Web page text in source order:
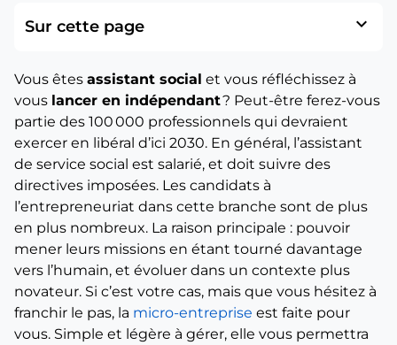
Sur cette page expand_more
Vous êtes assistant social et vous réfléchissez à
vous lancer en indépendant? Peut-être ferez-vous
partie des 100 000 professionnels qui devraient
exercer en libéral d’ici 2030. En général, l’assistant
de service social est salarié, et doit suivre des
directives imposées. Les candidats à
l’entrepreneuriat dans cette branche sont de plus
en plus nombreux. La raison principale : pouvoir
mener leurs missions en étant tourné davantage
vers l’humain, et évoluer dans un contexte plus
novateur. Si c’est votre cas, mais que vous hésitez à
franchir le pas, la micro-entreprise est faite pour
vous. Simple et légère à gérer, elle vous permettra